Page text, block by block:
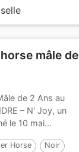
mâle de
de 2 Ans au
– N' Joy, un
le 10 mai...
Horse Noir